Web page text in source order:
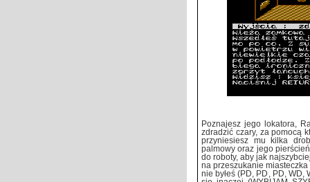
Poznajesz jego lokatora,
zdradzić czary, za pomocą
przyniesiesz mu kilka
palmowy oraz jego
do roboty, aby jak
na przeszukanie miasteczka
nie byłeś (PD, PD, PD,